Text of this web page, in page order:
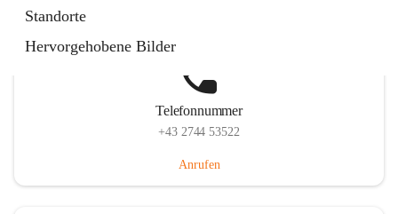
Standorte
Hervorgehobene Bilder
Telefonnummer
+43 2744 53522
Anrufen